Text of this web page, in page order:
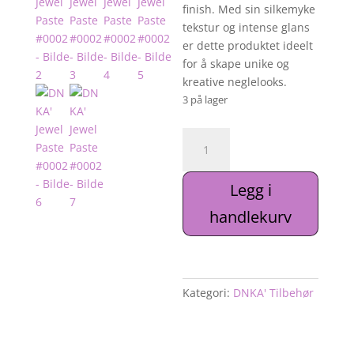
finish. Med sin silkemyke
tekstur og intense glans
er dette produktet ideelt
for å skape unike og
kreative neglelooks.
3 på lager
Jewel
Paste
antall
Legg i
handlekurv
Kategori: DNKA' Tilbehør